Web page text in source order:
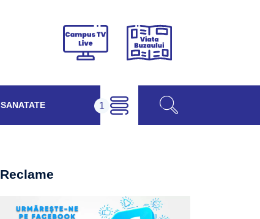
Campus
Viața
SANATATE
Reclame